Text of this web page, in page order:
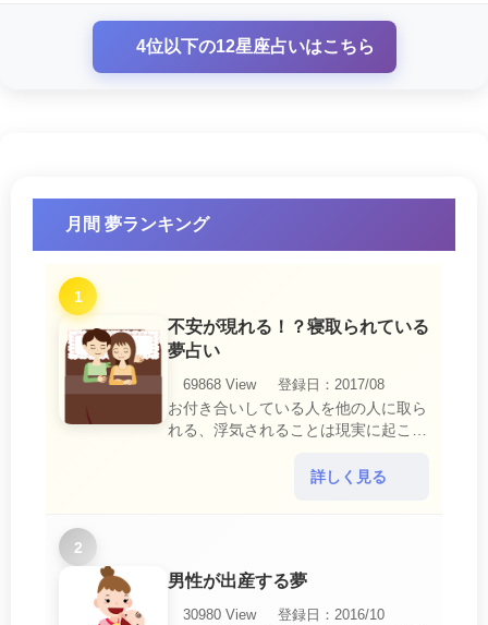
4位以下の12星座占いはこちら
月間 夢ランキング
1
不安が現れる！？寝取られている
夢占い
69868 View
登録日：2017/08
お付き合いしている人を他の人に取ら
れる、浮気されることは現実に起こる
いにおいて、『寝取られている』夢
詳しく見る
2
男性が出産する夢
30980 View
登録日：2016/10